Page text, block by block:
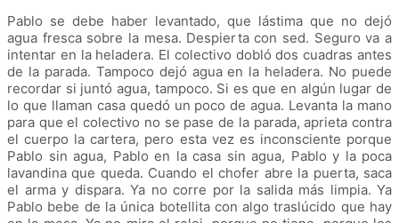
Pablo se debe haber levantado, que lástima que no dejó
agua fresca sobre la mesa. Despierta con sed. Seguro va a
intentar en la heladera. El colectivo dobló dos cuadras antes
de la parada. Tampoco dejó agua en la heladera. No puede
recordar si juntó agua, tampoco. Si es que en algún lugar de
lo que llaman casa quedó un poco de agua. Levanta la mano
para que el colectivo no se pase de la parada, aprieta contra
el cuerpo la cartera, pero esta vez es inconsciente porque
Pablo sin agua, Pablo en la casa sin agua, Pablo y la poca
lavandina que queda. Cuando el chofer abre la puerta, saca
el arma y dispara. Ya no corre por la salida más limpia. Ya
Pablo bebe de la única botellita con algo traslúcido que hay